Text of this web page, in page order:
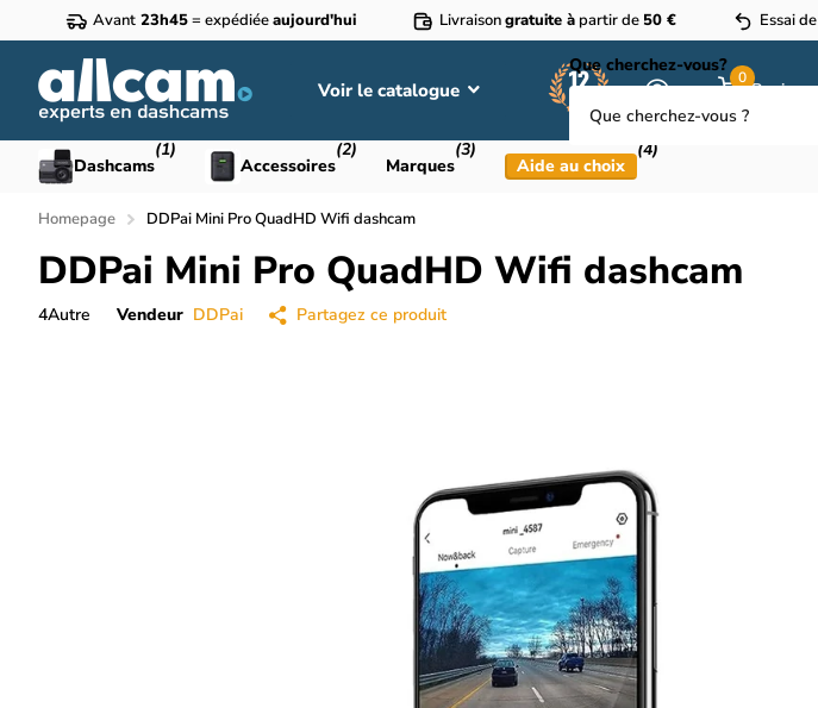
Avant 23h45= expédiéeaujourd'hui Livraisongratuite à partir de 50 € Essai de
Voir le catalogue
Que cherchez-vous?
0
Panier
Dashcams
(1)
Accessoires
(2)
Marques
(3)
Aide au choix
(4)
Homepage DDPai Mini Pro QuadHD Wifi dashcam
DDPai Mini Pro QuadHD Wifi dashcam
4Autre Vendeur DDPai Partagez ce produit